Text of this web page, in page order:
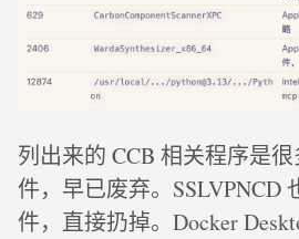
列出来的 CCB 相关程序是
件，早已废弃。SSLVPNCD
件，直接扔掉。Docker